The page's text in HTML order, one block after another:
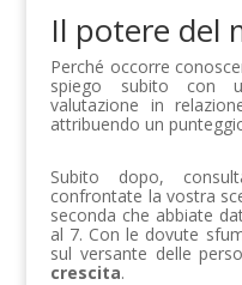
Il potere del
Perché occorre
spiego subito con
valutazione in
attribuendo un
Subito dopo,
confrontate la vostra
seconda che abbiate
al 7. Con le dovute
sul versante delle
crescita.